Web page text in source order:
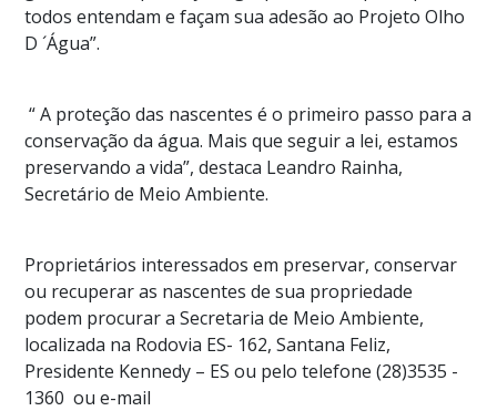
todos entendam e façam sua adesão ao Projeto Olho
D ´Água”.
“ A proteção das nascentes é o primeiro passo para a
conservação da água. Mais que seguir a lei, estamos
preservando a vida”, destaca Leandro Rainha,
Secretário de Meio Ambiente.
Proprietários interessados em preservar, conservar
ou recuperar as nascentes de sua propriedade
podem procurar a Secretaria de Meio Ambiente,
localizada na Rodovia ES- 162, Santana Feliz,
Presidente Kennedy – ES ou pelo telefone (28)3535 -
1360 ou e-mail